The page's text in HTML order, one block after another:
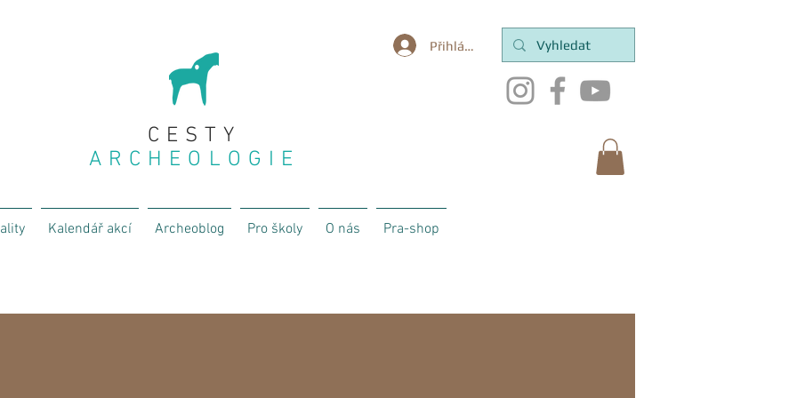
Přihlásit se
CESTY
ARCHEOLOGIE
Kalendář akcí Archeoblog Pro školy O nás Pra-shop